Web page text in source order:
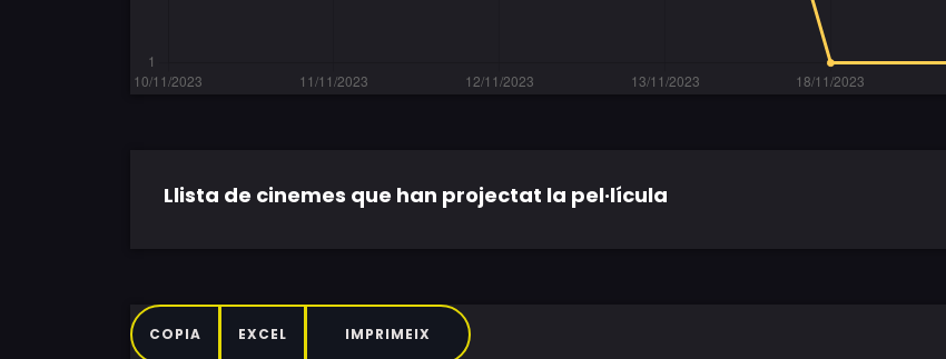
Llista de cinemes que han projectat la pel·lícula
COPIA EXCEL IMPRIMEIX